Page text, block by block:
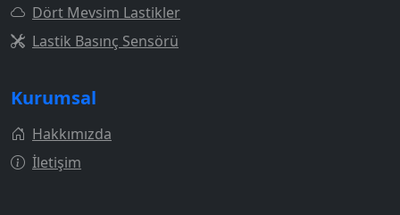
Dört Mevsim Lastikler
Lastik Basınç Sensörü
Kurumsal
Hakkımızda
İletişim